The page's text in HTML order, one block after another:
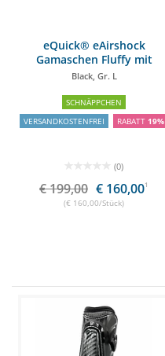
eQuick® eAirshock
Gamaschen Fluffy mit
Kunstfell
Black, Gr. L
SCHNÄPPCHEN
VERSANDKOSTENFREI
RABATT 19%
(0)
€ 199,00 € 160,001
(€ 160,00/Stück)